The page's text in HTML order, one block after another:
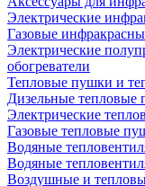
Электрические
Газовые
Электрические
обогреватели
Тепловые пушки и
Дизельные тепловые
Электрические
Газовые тепловые
Водяные
Водяные
Воздушные и